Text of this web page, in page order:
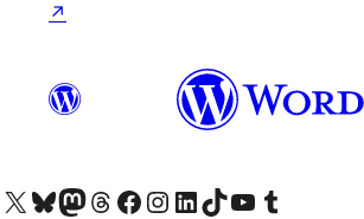
↗
Truy cập tài khoản X (trước đây là Twitter) của chúng tôiVisit our Bluesky account
Visit our Mastodon account
Visit our Threads account
Xem trang Facebook của chúng tôiTruy cập tài khoản Instagram của chúng tôiTruy cập tài khoản LinkedIn của chúng tôiVisit our TikTok account
Truy cập kênh YouTube của chúng tôi Visit our Tumblr account